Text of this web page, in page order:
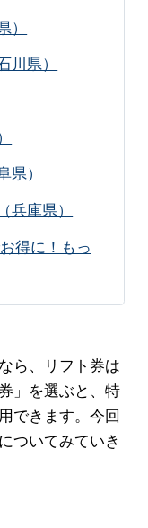
県）
）
庫県）
得に！もっ
ら、リフト券は
」を選ぶと、特
できます。今回
ついてみていき